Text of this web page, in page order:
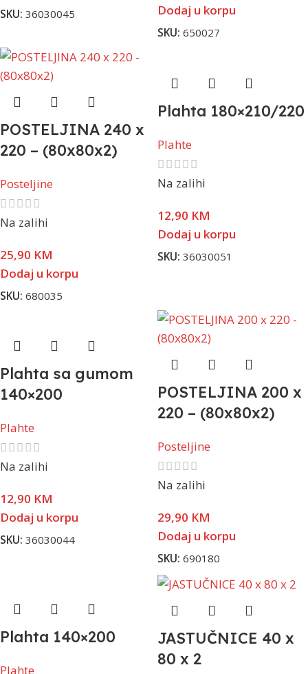
SKU: 36030045
Dodaj u korpu
SKU: 650027
POSTELJINA 240 x
220 – (80x80x2)
Posteljine
Na zalihi
25,90 KM
Dodaj u korpu
SKU: 680035
Plahta 180×210/220
Plahte
Na zalihi
12,90 KM
Dodaj u korpu
SKU: 36030051
Plahta sa gumom
140×200
Plahte
Na zalihi
12,90 KM
Dodaj u korpu
SKU: 36030044
POSTELJINA 200 x
220 – (80x80x2)
Posteljine
Na zalihi
29,90 KM
Dodaj u korpu
SKU: 690180
Plahta 140×200
Plahte
JASTUČNICE 40 x
80 x 2